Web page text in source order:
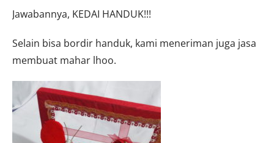
Jawabannya, KEDAI HANDUK!!!
Selain bisa bordir handuk, kami meneriman juga jasa
membuat mahar lhoo.